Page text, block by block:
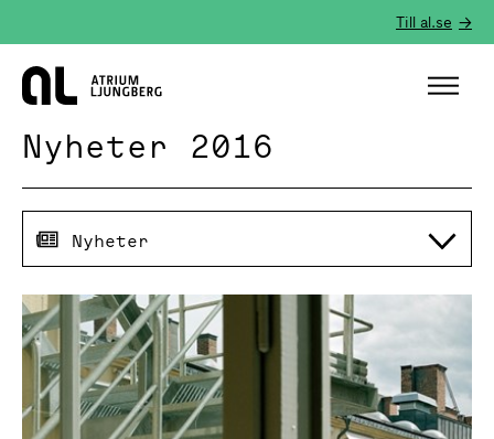
Till al.se
Hem
Nyheter 2016
Nyheter